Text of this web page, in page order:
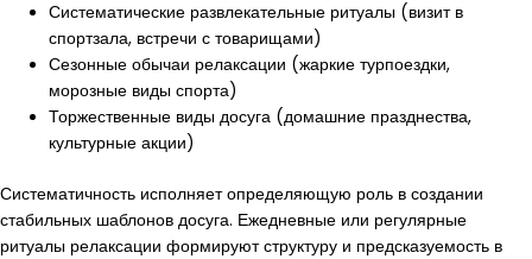
Систематические развлекательные ритуалы (визит в
спортзала, встречи с товарищами)
Сезонные обычаи релаксации (жаркие турпоездки,
морозные виды спорта)
Торжественные виды досуга (домашние празднества,
культурные акции)
Систематичность исполняет определяющую роль в создании
стабильных шаблонов досуга. Ежедневные или регулярные
ритуалы релаксации формируют структуру и предсказуемость в